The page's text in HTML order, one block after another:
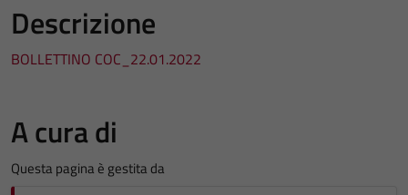
Descrizione
BOLLETTINO COC_22.01.2022
A cura di
Questa pagina è gestita da